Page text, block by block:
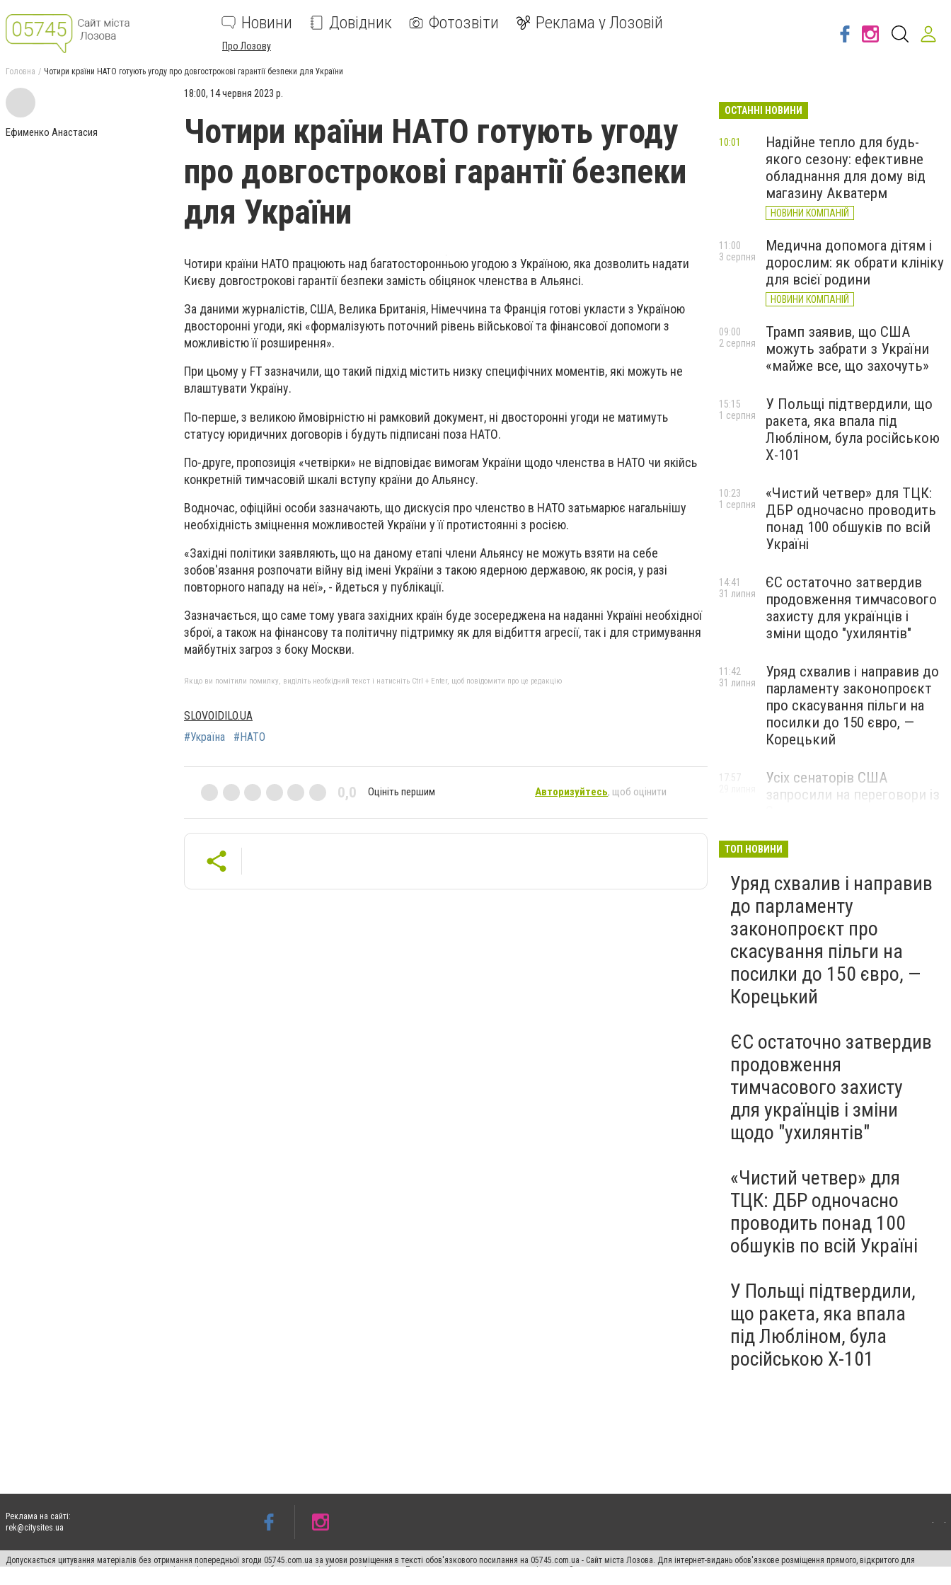
Новини Довідник Фотозвіти Реклама у Лозовій
Про Лозову
Головна Чотири країни НАТО готують угоду про довгострокові гарантії безпеки для України
Ефименко Анастасия
18:00, 14 червня 2023 р.
Чотири країни НАТО готують угоду
про довгострокові гарантії безпеки
для України
Чотири країни НАТО працюють над багатосторонньою угодою з Україною, яка дозволить надати
Києву довгострокові гарантії безпеки замість обіцянок членства в Альянсі.
За даними журналістів, США, Велика Британія, Німеччина та Франція готові укласти з Україною
двосторонні угоди, які «формалізують поточний рівень військової та фінансової допомоги з
можливістю її розширення».
При цьому у FT зазначили, що такий підхід містить низку специфічних моментів, які можуть не
влаштувати Україну.
По-перше, з великою ймовірністю ні рамковий документ, ні двосторонні угоди не матимуть
статусу юридичних договорів і будуть підписані поза НАТО.
По-друге, пропозиція «четвірки» не відповідає вимогам України щодо членства в НАТО чи якійсь
конкретній тимчасовій шкалі вступу країни до Альянсу.
Водночас, офіційні особи зазначають, що дискусія про членство в НАТО затьмарює нагальнішу
необхідність зміцнення можливостей України у її протистоянні з росією.
«Західні політики заявляють, що на даному етапі члени Альянсу не можуть взяти на себе
зобов'язання розпочати війну від імені України з такою ядерною державою, як росія, у разі
повторного нападу на неї», - йдеться у публікації.
Зазначається, що саме тому увага західних країн буде зосереджена на наданні Україні необхідної
зброї, а також на фінансову та політичну підтримку як для відбиття агресії, так і для стримування
майбутніх загроз з боку Москви.
Якщо ви помітили помилку, виділіть необхідний текст і натисніть Ctrl + Enter, щоб повідомити про це редакцію
SLOVOIDILO.UA
#Україна
#НАТО
0,0 Оцініть першим Авторизуйтесь, щоб оцінити
ОСТАННІ НОВИНИ
Надійне тепло для будь-
якого сезону: ефективне
обладнання для дому від
магазину Акватерм
НОВИНИ КОМПАНІЙ
10:01
Медична допомога дітям і
дорослим: як обрати клініку
для всієї родини
НОВИНИ КОМПАНІЙ
11:00
3 серпня
Трамп заявив, що США
можуть забрати з України
«майже все, що захочуть»
09:00
2 серпня
У Польщі підтвердили, що
ракета, яка впала під
Любліном, була російською
Х-101
15:15
1 серпня
«Чистий четвер» для ТЦК:
ДБР одночасно проводить
понад 100 обшуків по всій
Україні
10:23
1 серпня
ЄС остаточно затвердив
продовження тимчасового
захисту для українців і
зміни щодо "ухилянтів"
14:41
31 липня
Уряд схвалив і направив до
парламенту законопроєкт
про скасування пільги на
посилки до 150 євро, —
Корецький
11:42
31 липня
Усіх сенаторів США
запросили на переговори із
Росії, – The Hill
17:57
ТОП НОВИНИ
Уряд схвалив і направив
до парламенту
законопроєкт про
скасування пільги на
посилки до 150 євро, —
Корецький
ЄС остаточно затвердив
продовження
тимчасового захисту
для українців і зміни
щодо "ухилянтів"
«Чистий четвер» для
ТЦК: ДБР одночасно
проводить понад 100
обшуків по всій Україні
У Польщі підтвердили,
що ракета, яка впала
під Любліном, була
російською Х-101
Реклама на сайті:
rek@citysites.ua
Допускається цитування матеріалів без отримання попередньої згоди 05745.com.ua за умови розміщення в тексті обов'язкового посилання на 05745.com.ua - Сайт міста Лозова. Для інтернет-видань обов'язкове розміщення прямого, відкритого для
пошукових систем гіперпосилання на цитовані статті не нижче другого абзацу в тексті або в якості джерела. Порушення виняткових прав переслідується Законом.